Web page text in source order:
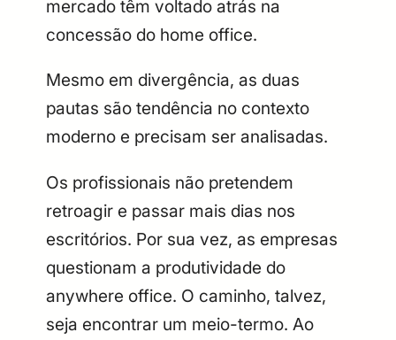
mercado têm voltado atrás na
concessão do home office.
Mesmo em divergência, as duas
pautas são tendência no contexto
moderno e precisam ser analisadas.
Os profissionais não pretendem
retroagir e passar mais dias nos
escritórios. Por sua vez, as empresas
questionam a produtividade do
anywhere office. O caminho, talvez,
seja encontrar um meio-termo. Ao